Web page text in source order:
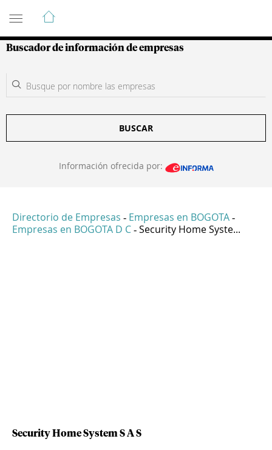
Guía de Empresas Colombianas
Buscador de información de empresas
BUSCAR
Información ofrecida por:
Directorio de Empresas - Empresas en BOGOTA -
Empresas en BOGOTA D C - Security Home Syste...
Security Home System S A S